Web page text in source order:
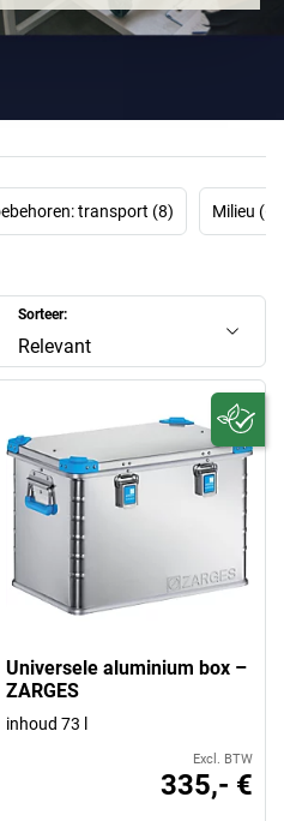
klimmen en verpakken,
en flexibiliteit. Ook
worden door Zarges
omgezet.transport (8) Milieu (6)
Sorteer:
Relevant
Universele aluminium box –
ZARGES
inhoud 73 l
Excl. BTW
335,- €